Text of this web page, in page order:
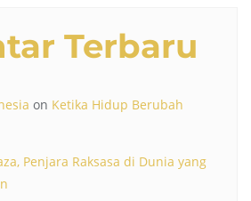
Terbaru
on Ketika Hidup Berubah
Penjara Raksasa di Dunia yang